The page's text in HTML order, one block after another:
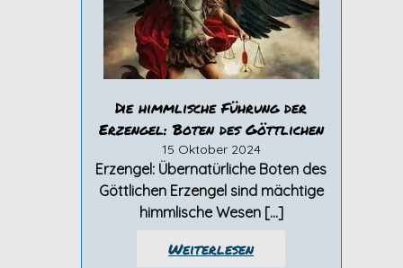
Die himmlische Führung der
Erzengel: Boten des Göttlichen
15 Oktober 2024
Erzengel: Übernatürliche Boten des
Göttlichen Erzengel sind mächtige
himmlische Wesen […]
Weiterlesen